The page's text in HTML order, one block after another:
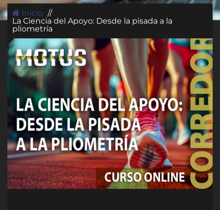
Inicio //
La Ciencia del Apoyo: Desde la pisada a la
pliometría